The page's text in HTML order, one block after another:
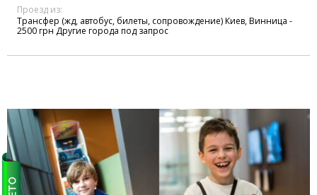
Проезд из:
Трансфер (жд, автобус, билеты, сопровождение) Киев, Винница -
2500 грн Другие города под запрос